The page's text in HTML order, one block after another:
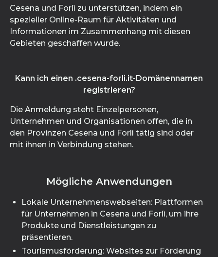
Cesena und Forlì zu unterstützen, indem ein
spezieller Online-Raum für Aktivitäten und
Informationen im Zusammenhang mit diesen
Gebieten geschaffen wurde.
Kann ich einen .cesena-forli.it-Domänennamen
registrieren?
Die Anmeldung steht Einzelpersonen,
Unternehmen und Organisationen offen, die in
den Provinzen Cesena und Forlì tätig sind oder
mit ihnen in Verbindung stehen.
Mögliche Anwendungen
Lokale Unternehmenswebseiten: Plattformen
für Unternehmen in Cesena und Forlì, um ihre
Produkte und Dienstleistungen zu
präsentieren.
Tourismusförderung: Websites zur Förderung